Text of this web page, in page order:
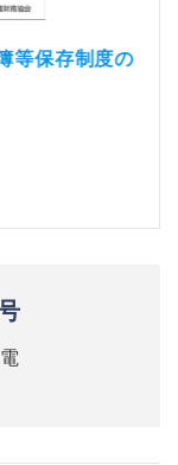
等保存制度の